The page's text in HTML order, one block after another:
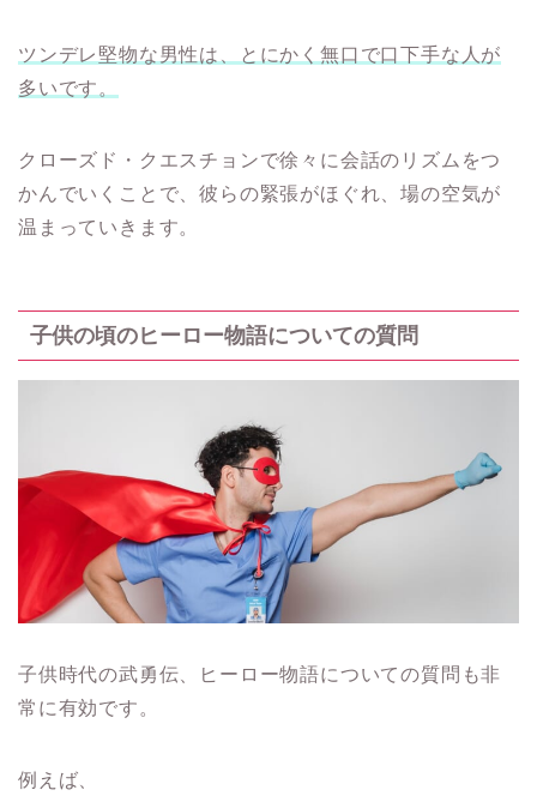
ツンデレ堅物な男性は、とにかく無口で口下手な人が
多いです。
クローズド・クエスチョンで徐々に会話のリズムをつ
かんでいくことで、彼らの緊張がほぐれ、場の空気が
温まっていきます。
子供の頃のヒーロー物語についての質問
子供時代の武勇伝、ヒーロー物語についての質問も非
常に有効です。
例えば、